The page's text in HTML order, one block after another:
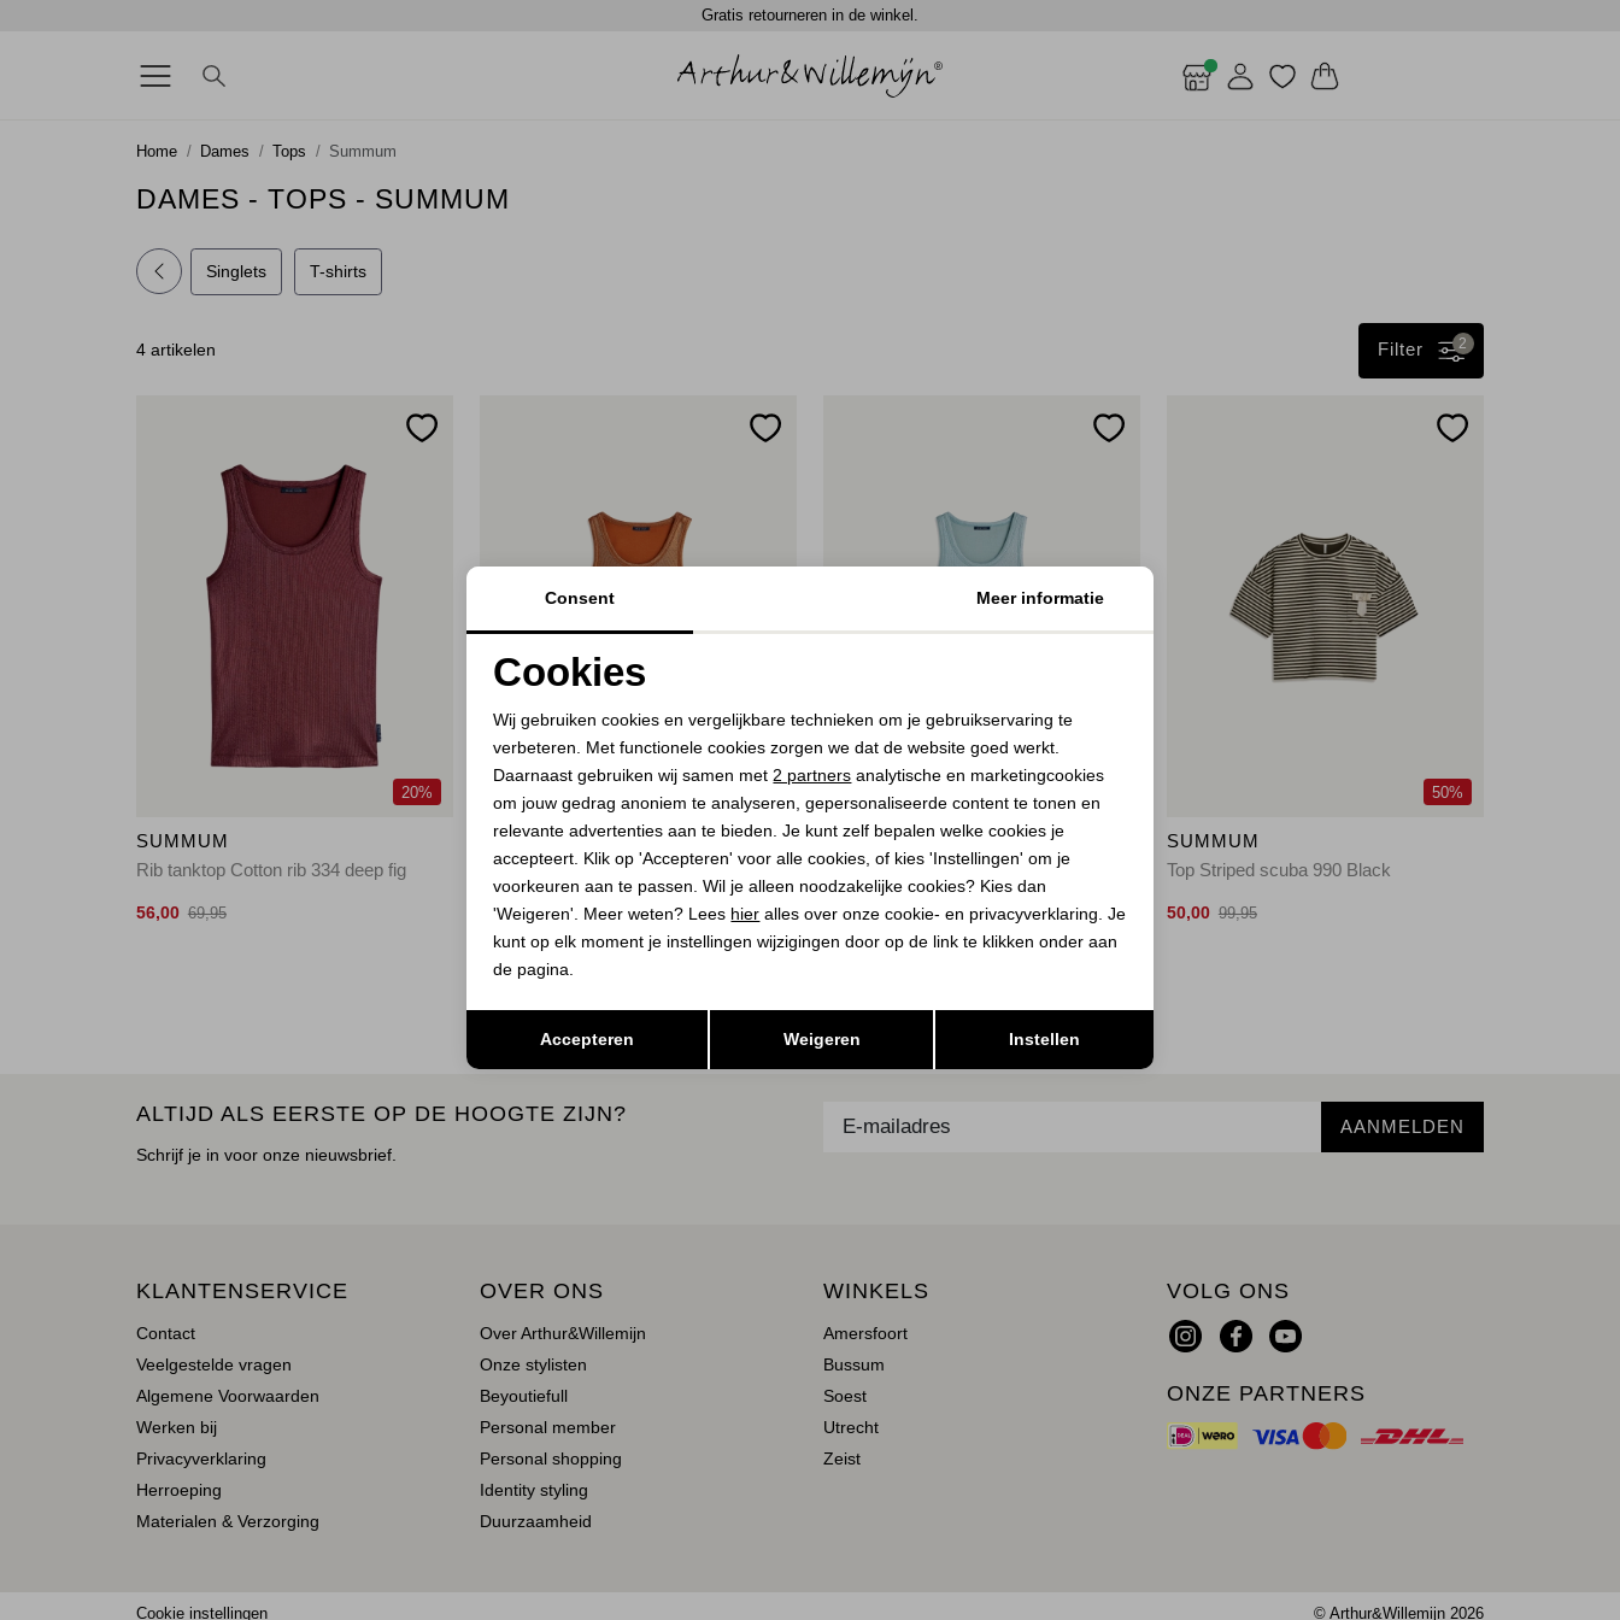
Gratis retourneren in de winkel.
Home Dames Tops Summum
DAMES - TOPS - SUMMUM
Singlets T-shirts
4 artikelen 2
Filter
20%
SUMMUM
Rib tanktop Cotton rib 334 deep fig
56,00 69,95
SUMMUM
Rib tanktop Cotton rib 241 Burnt apricot
42,00 69,95
SUMMUM
Rib tanktop Cotton rib 431 Glacier blue
35,00 69,95
50%
SUMMUM
Top Striped scuba 990 Black
50,00 99,95
ALTIJD ALS EERSTE OP DE HOOGTE ZIJN?
Schrijf je in voor onze nieuwsbrief.
AANMELDEN
KLANTENSERVICE
Contact
Veelgestelde vragen
Algemene Voorwaarden
Werken bij
Privacyverklaring
Herroeping
Materialen & Verzorging
OVER ONS
Over Arthur&Willemijn
Onze stylisten
Beyoutiefull
Personal member
Personal shopping
Identity styling
Duurzaamheid
WINKELS
Amersfoort
Bussum
Soest
Utrecht
Zeist
VOLG ONS
ONZE PARTNERS
Cookie instellingen © Arthur&Willemijn 2026
Analytische cookies Marketing cookies
Consent Meer informatie
Cookies
Wij gebruiken cookies en vergelijkbare technieken om je gebruikservaring te
verbeteren. Met functionele cookies zorgen we dat de website goed werkt.
Daarnaast gebruiken wij samen met 2 partners analytische en marketingcookies
om jouw gedrag anoniem te analyseren, gepersonaliseerde content te tonen en
relevante advertenties aan te bieden. Je kunt zelf bepalen welke cookies je
accepteert. Klik op 'Accepteren' voor alle cookies, of kies 'Instellingen' om je
voorkeuren aan te passen. Wil je alleen noodzakelijke cookies? Kies dan
'Weigeren'. Meer weten? Lees hier alles over onze cookie- en privacyverklaring. Je
kunt op elk moment je instellingen wijzigingen door op de link te klikken onder aan
de pagina.
Accepteren Weigeren Instellen